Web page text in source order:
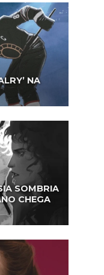
NA
SOMBRIA
CHEGA